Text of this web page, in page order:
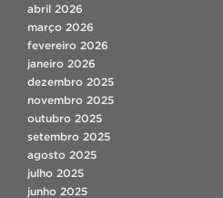
abril 2026
março 2026
fevereiro 2026
janeiro 2026
dezembro 2025
novembro 2025
outubro 2025
setembro 2025
agosto 2025
julho 2025
junho 2025